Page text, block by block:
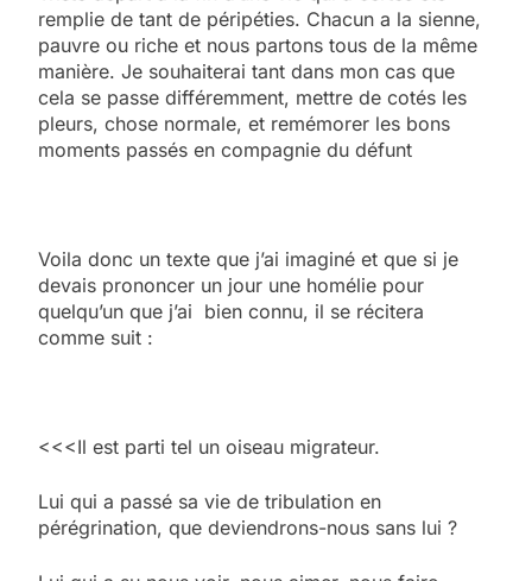
remplie de tant de péripéties. Chacun a la sienne,
pauvre ou riche et nous partons tous de la même
manière. Je souhaiterai tant dans mon cas que
cela se passe différemment, mettre de cotés les
pleurs, chose normale, et remémorer les bons
moments passés en compagnie du défunt
Voila donc un texte que j’ai imaginé et que si je
devais prononcer un jour une homélie pour
quelqu’un que j’ai bien connu, il se récitera
comme suit :
<<<Il est parti tel un oiseau migrateur.
Lui qui a passé sa vie de tribulation en
pérégrination, que deviendrons-nous sans lui ?